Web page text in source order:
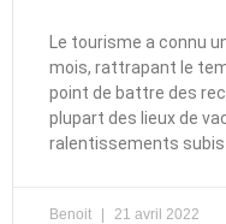
Le tourisme a connu
mois, rattrapant le
point de battre des
plupart des lieux de
ralentissements
Benoit 21 avril 2022